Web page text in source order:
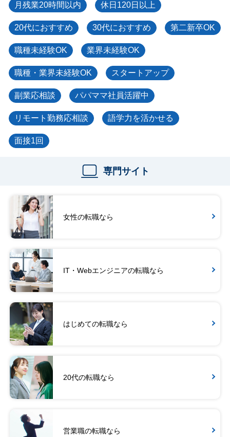
月残業20時間以内 休日120日以上
20代におすすめ 30代におすすめ 第二新卒OK
職種未経験OK 業界未経験OK
職種・業界未経験OK スタートアップ
副業応相談 パパママ社員活躍中
リモート勤務応相談 語学力を活かせる
面接1回
専門サイト
女性の転職なら
IT・Webエンジニアの転職なら
はじめての転職なら
20代の転職なら
営業職の転職なら